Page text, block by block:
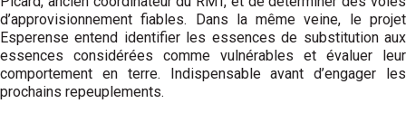
d’approvisionnement fiables. Dans la même veine, le projet
Esperense entend identifier les essences de substitution aux
essences considérées comme vulnérables et évaluer leur
comportement en terre. Indispensable avant d’engager les
prochains repeuplements.